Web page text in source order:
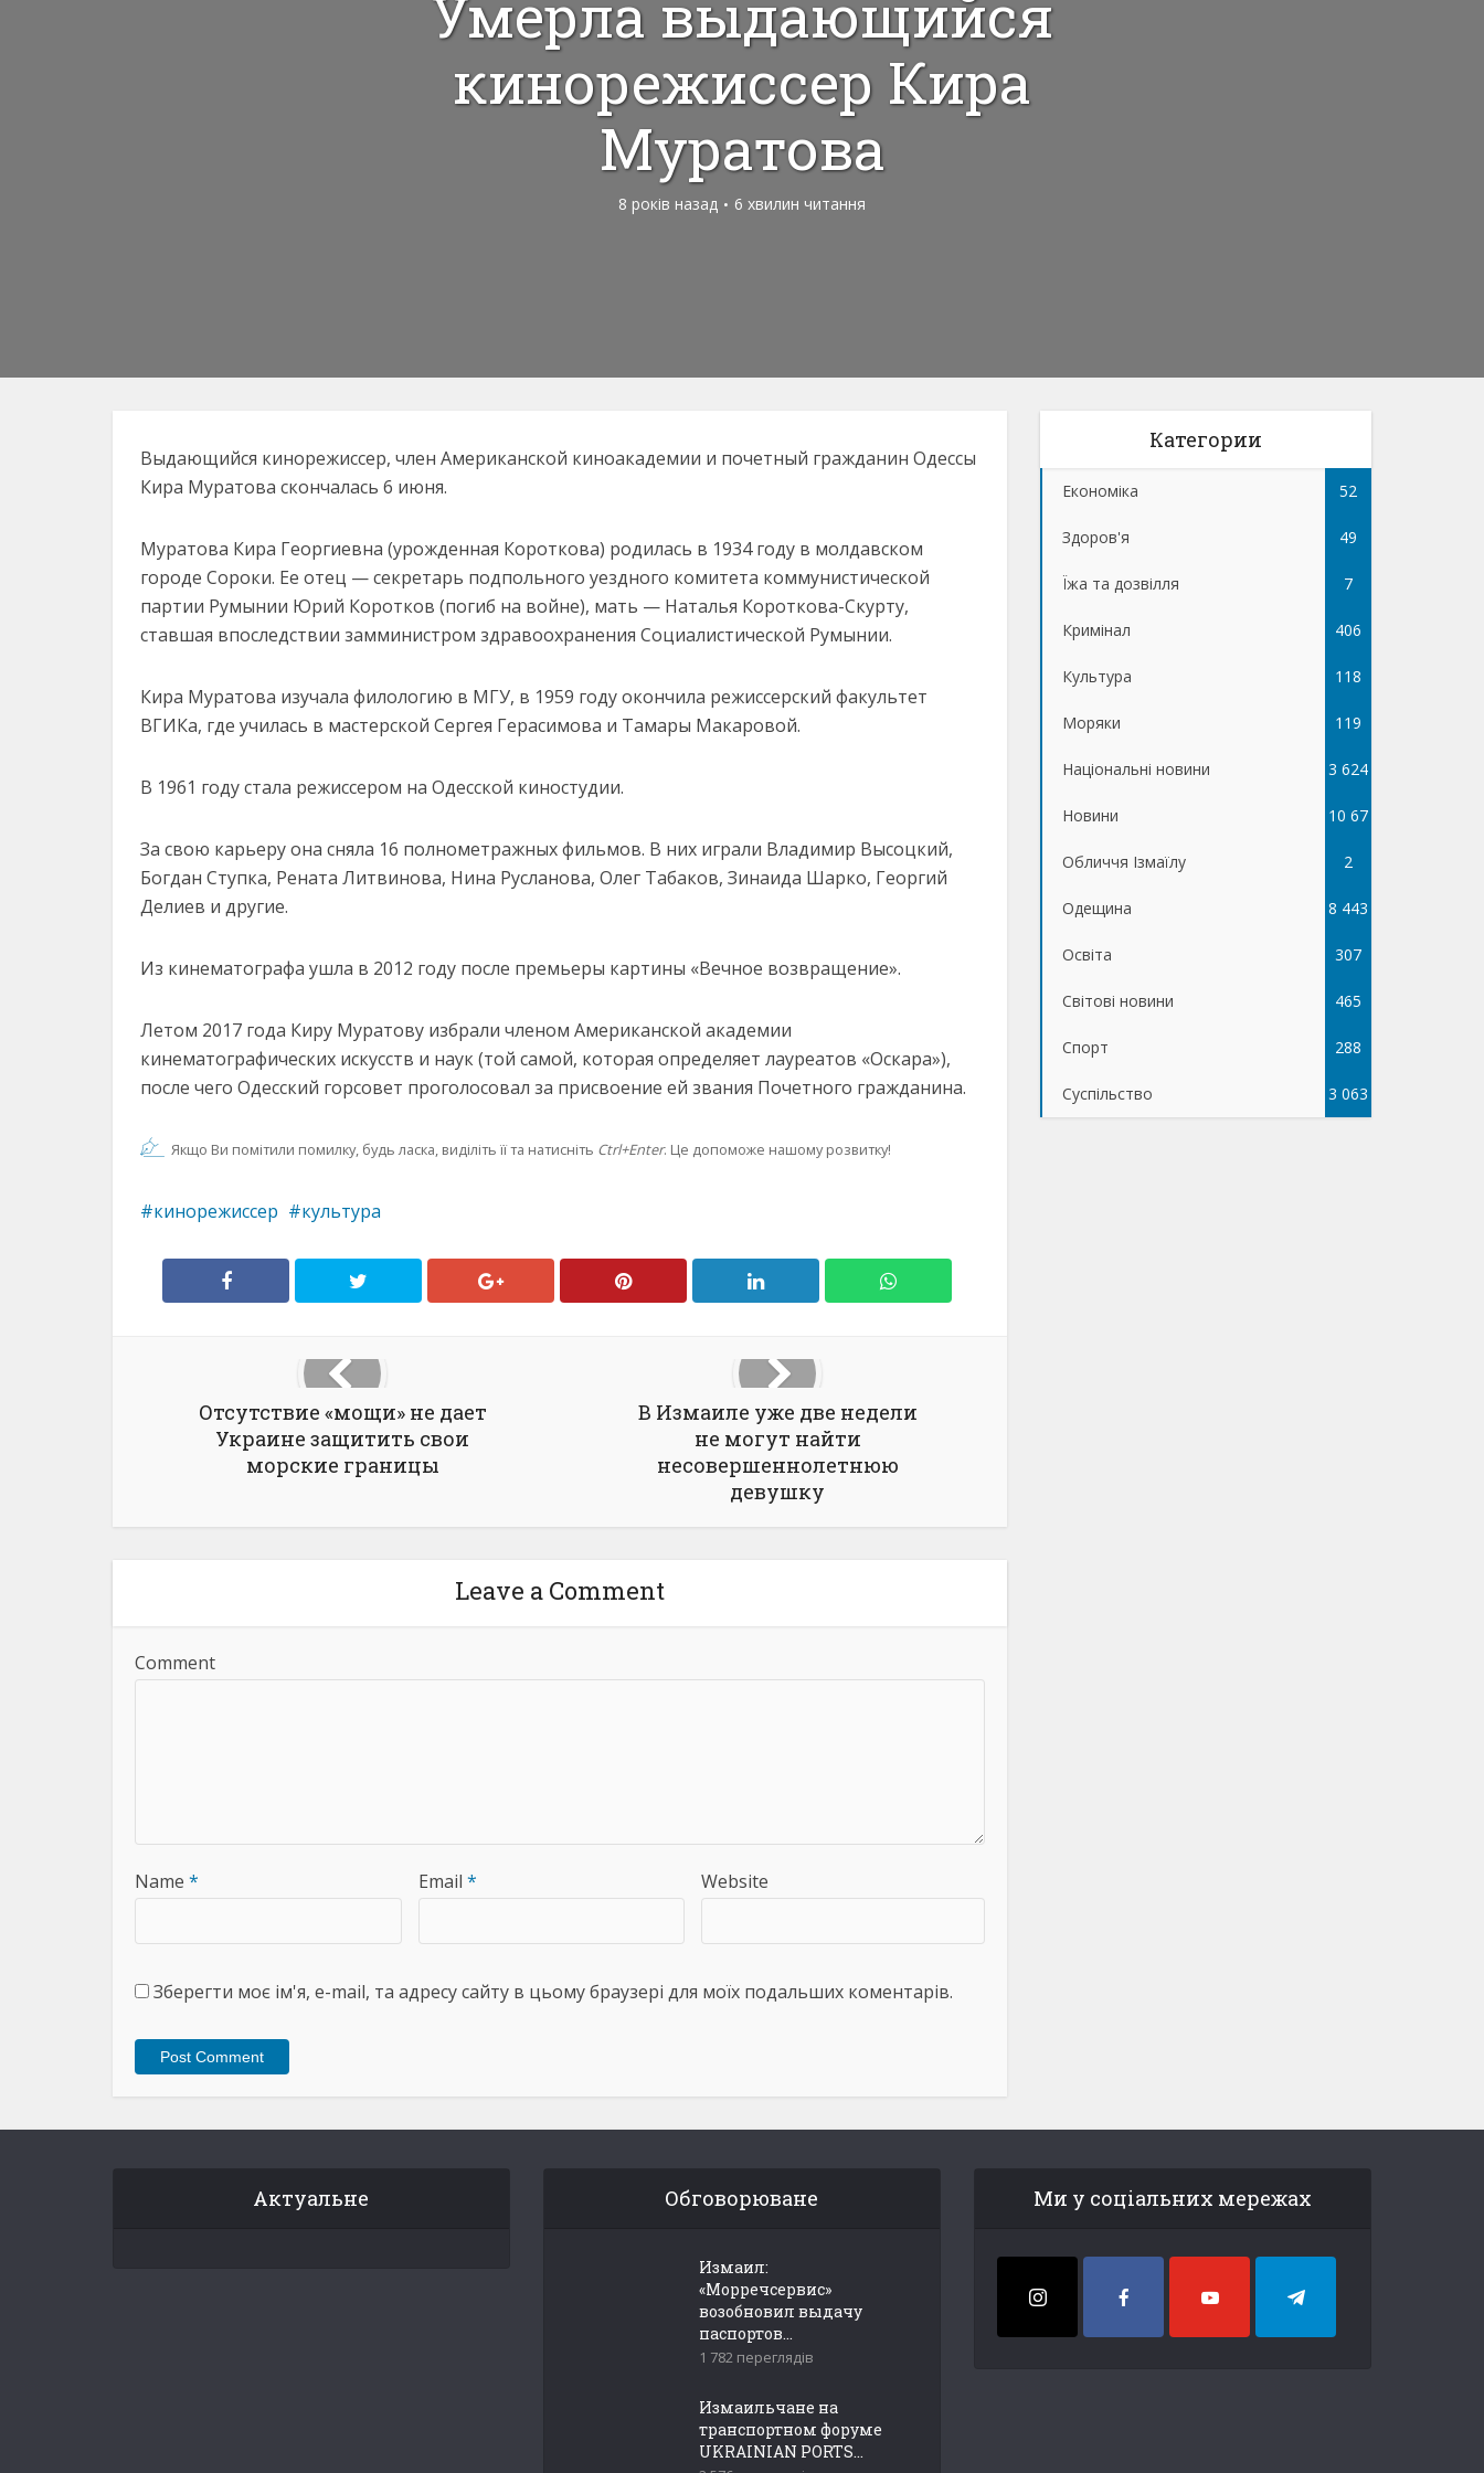
Умерла выдающийся
кинорежиссер Кира
Муратова
8 років назад 6 хвилин читання
Выдающийся кинорежиссер, член Американской киноакадемии и почетный гражданин Одессы
Кира Муратова скончалась 6 июня.
Муратова Кира Георгиевна (урожденная Короткова) родилась в 1934 году в молдавском
городе Сороки. Ее отец — секретарь подпольного уездного комитета коммунистической
партии Румынии Юрий Коротков (погиб на войне), мать — Наталья Короткова-Скурту,
ставшая впоследствии замминистром здравоохранения Социалистической Румынии.
Кира Муратова изучала филологию в МГУ, в 1959 году окончила режиссерский факультет
ВГИКа, где училась в мастерской Сергея Герасимова и Тамары Макаровой.
В 1961 году стала режиссером на Одесской киностудии.
За свою карьеру она сняла 16 полнометражных фильмов. В них играли Владимир Высоцкий,
Богдан Ступка, Рената Литвинова, Нина Русланова, Олег Табаков, Зинаида Шарко, Георгий
Делиев и другие.
Из кинематографа ушла в 2012 году после премьеры картины «Вечное возвращение».
Летом 2017 года Киру Муратову избрали членом Американской академии
кинематографических искусств и наук (той самой, которая определяет лауреатов «Оскара»),
после чего Одесский горсовет проголосовал за присвоение ей звания Почетного гражданина.
Якщо Ви помітили помилку, будь ласка, виділіть її та натисніть Ctrl+Enter. Це допоможе нашому розвитку!
кинорежиссер культура
Отсутствие «мощи» не дает
Украине защитить свои
морские границы
В Измаиле уже две недели
не могут найти
несовершеннолетнюю
девушку
Leave a Comment
Comment
Name * Email * Website
Зберегти моє ім'я, e-mail, та адресу сайту в цьому браузері для моїх подальших коментарів.
Категории
Економіка 52
Здоров'я 49
Їжа та дозвілля 7
Кримінал 406
Культура 118
Моряки 119
Національні новини 3 624
Новини 10 67
5
Обличчя Ізмаїлу 2
Одещина 8 443
Освіта 307
Світові новини 465
Спорт 288
Суспільство 3 063
Актуальне Обговорюване
Измаил:
«Морречсервис»
возобновил выдачу
паспортов...
1 782 переглядів
Измаильчане на
транспортном форуме
UKRAINIAN PORTS...
Ми у соціальних мережах